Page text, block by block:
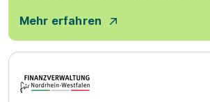
Mehr erfahren